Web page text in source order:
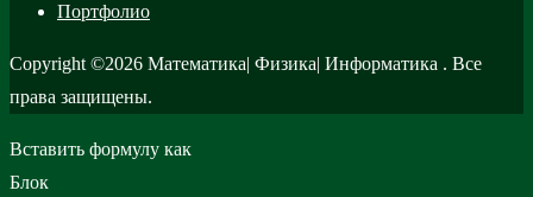
Портфолио
Copyright ©2026 Математика| Физика| Информатика . Все
права защищены.
Вставить формулу как
Блок